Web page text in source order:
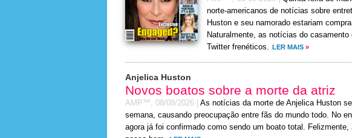
norte-americanos de notícias sobre
Huston e seu namorado estariam
Naturalmente, as notícias do
Twitter frenéticos. LER MAIS »
Anjelica Huston
Novos boatos sobre a morte da atriz
AMP™, 08/08/2026
As notícias da morte de Anjelica Huston
semana, causando preocupação entre fãs do mundo todo. No
agora já foi confirmado como sendo um boato total.